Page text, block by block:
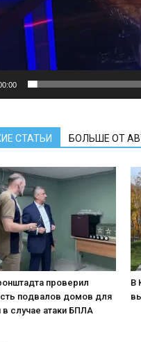
СТАТЬИ БОЛЬШЕ ОТ
проверил
подвалов домов для
в случае атаки БПЛА
В